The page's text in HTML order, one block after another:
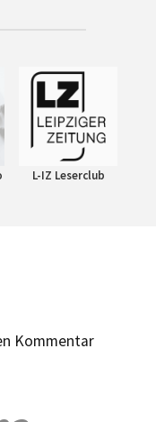
L-IZ Leserclub
Kommentar